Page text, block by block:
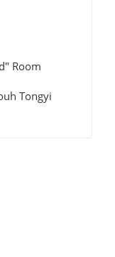
Room
Tongyi